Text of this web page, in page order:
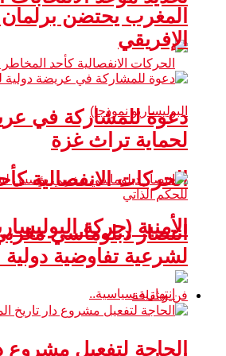
الحركات الانفصالية
الأمنية (حركة
المغرب يحتضن
الإفريقي
دعوة للمشاركة في
لحماية تراث غزة
انتصار دبلوماسي
لشرعية تفاوضية دولية
فن و ثقافة
الحاجة لتفعيل مشروع